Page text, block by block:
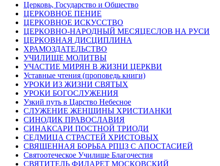
Церковь, Государство и Общество
ЦЕРКОВНОЕ ПЕНИЕ
ЦЕРКОВНОЕ ИСКУССТВО
ЦЕРКОВНО-НАРОДНЫЙ МЕСЯЦЕСЛОВ НА РУСИ
ЦЕРКОВНАЯ ДИСЦИПЛИНА
ХРАМОЗДАТЕЛЬСТВО
УЧИЛИЩЕ МОЛИТВЫ
УЧАСТИЕ МИРЯН В ЖИЗНИ ЦЕРКВИ
Уставные чтения (проповедь книги)
УРОКИ ИЗ ЖИЗНИ СВЯТЫХ
УРОКИ БОГОСЛУЖЕНИЯ
Узкий путь в Царство Небесное
СЛУЖЕНИЕ ЖЕНЩИНЫ ХРИСТИАНКИ
СИНОДИК ПРАВОСЛАВИЯ
СИНАКСАРИ ПОСТНОЙ ТРИОДИ
СЕДМИЦА СТРАСТЕЙ ХРИСТОВЫХ
СВЯЩЕННАЯ БОРЬБА РПЦЗ С АПОСТАСИЕЙ
Святоотеческое Училище Благочестия
СВЯТИТЕЛЬ ФИЛАРЕТ МОСКОВСКИЙ